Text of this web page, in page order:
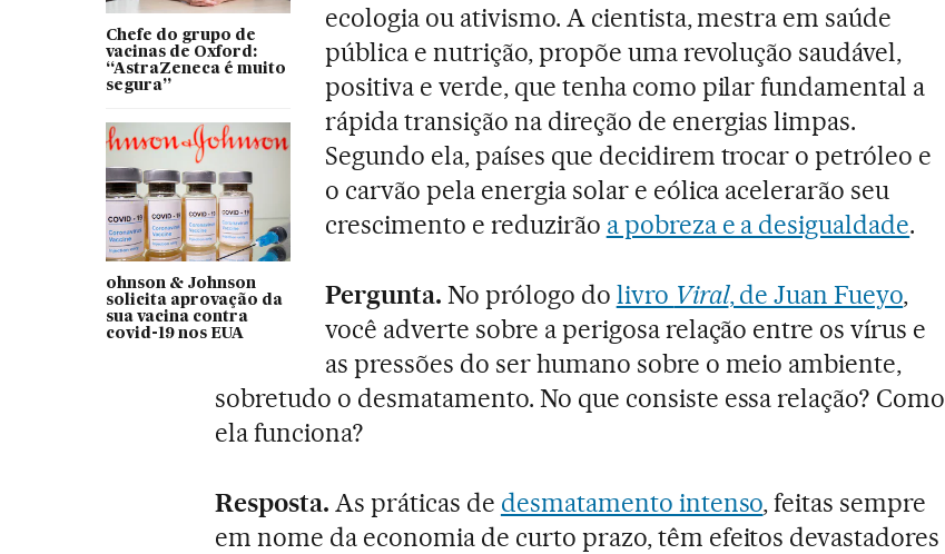
Chefe do grupo de
vacinas de Oxford:
“AstraZeneca é muito
segura”
ohnson & Johnson
solicita aprovação da
sua vacina contra
covid-19 nos EUA
ecologia ou ativismo. A cientista, mestra em saúde
pública e nutrição, propõe uma revolução saudável,
positiva e verde, que tenha como pilar fundamental a
rápida transição na direção de energias limpas.
Segundo ela, países que decidirem trocar o petróleo e
o carvão pela energia solar e eólica acelerarão seu
crescimento e reduzirão a pobreza e a desigualdade.
Pergunta. No prólogo do livro Viral, de Juan Fueyo,
você adverte sobre a perigosa relação entre os vírus e
as pressões do ser humano sobre o meio ambiente,
sobretudo o desmatamento. No que consiste essa relação? Como
ela funciona?
Resposta.As práticas de desmatamento intenso, feitas sempre
em nome da economia de curto prazo, têm efeitos devastadores